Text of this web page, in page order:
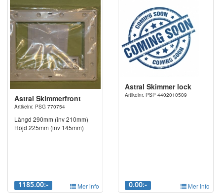
Astral Skimmerfront
Artikelnr. PSG 770754
Längd 290mm (inv 210mm)
Höjd 225mm (inv 145mm)
1185.00:- Mer info
Astral Skimmer lock
Artikelnr. PSP 4402010509
0.00:- Mer info